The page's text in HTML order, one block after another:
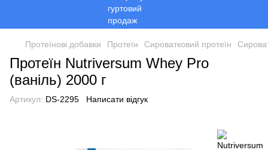
Протеїнові добавки Протеїн Сироватковий протеїн
Протеїн Nutriversum Whey Pro
(ваніль) 2000 г
Артикул: DS-2295 Написати відгук